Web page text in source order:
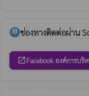
ช่องทางติดต่อผ่าน
open_in_newFacebook องค์การบริ